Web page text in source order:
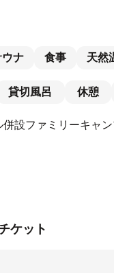
ウナ 食事 天然
貸切風呂 休憩
設ファミリーキャ
ケット